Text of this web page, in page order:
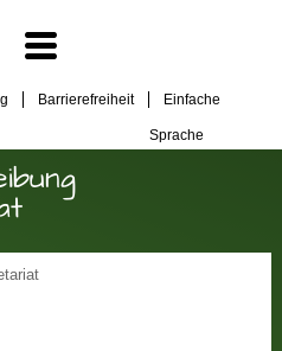
Barrierefreiheit Einfache
Sprache